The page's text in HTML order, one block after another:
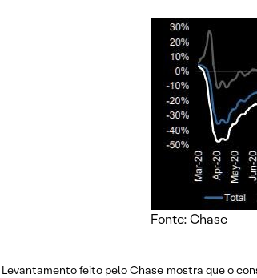
Fonte: Chase
Levantamento feito pelo Chase mostra que o